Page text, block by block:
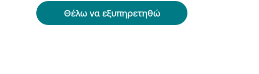
Θέλω να εξυπηρετηθώ